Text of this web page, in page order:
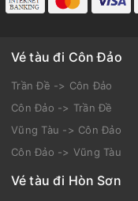
Vé tàu đi Côn Đảo
Trần Đề -> Côn Đảo
Côn Đảo -> Trần Đề
Vũng Tàu -> Côn Đảo
Côn Đảo -> Vũng Tàu
Vé tàu đi Hòn Sơn